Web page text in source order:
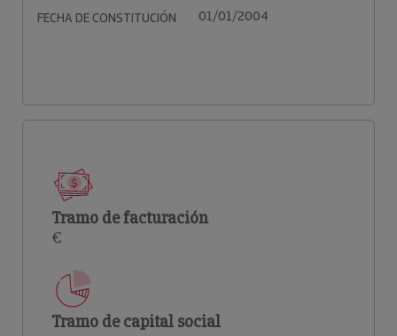
FECHA DE CONSTITUCIÓN 01/01/2004
Tramo de facturación
€
Tramo de capital social